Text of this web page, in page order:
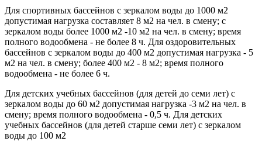
Для спортивных бассейнов с зеркалом воды до 1000 м2
допустимая нагрузка составляет 8 м2 на чел. в смену; с
зеркалом воды более 1000 м2 -10 м2 на чел. в смену; время
полного водообмена - не более 8 ч. Для оздоровительных
бассейнов с зеркалом воды до 400 м2 допустимая нагрузка - 5
м2 на чел. в смену; более 400 м2 - 8 м2; время полного
водообмена - не более 6 ч.
Для детских учебных бассейнов (для детей до семи лет) с
зеркалом воды до 60 м2 допустимая нагрузка -3 м2 на чел. в
смену; время полного водообмена - 0,5 ч. Для детских
учебных бассейнов (для детей старше семи лет) с зеркалом
воды до 100 м2